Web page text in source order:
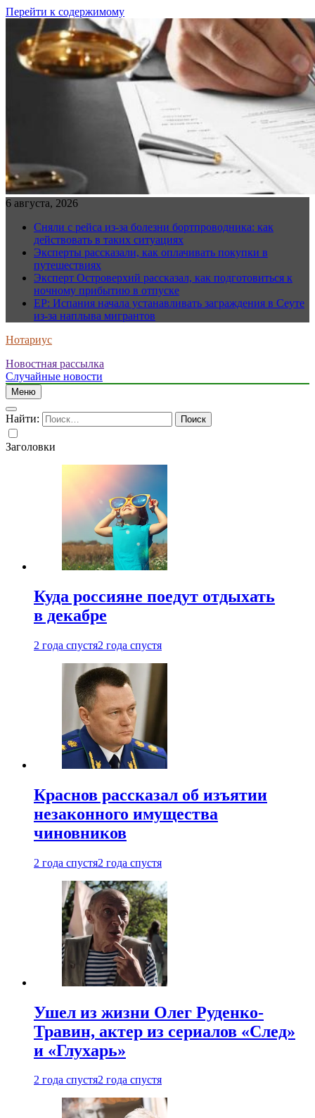
Перейти к содержимому
6 августа, 2026
Сняли с рейса из-за болезни бортпроводника: как
действовать в таких ситуациях
Эксперты рассказали, как оплачивать покупки в
путешествиях
Эксперт Островерхий рассказал, как подготовиться к
ночному прибытию в отпуске
EP: Испания начала устанавливать заграждения в Сеуте
из-за наплыва мигрантов
Нотариус
Новостная рассылка
Случайные новости
Меню
Найти:
Заголовки
Куда россияне поедут отдыхать
в декабре
2 года спустя2 года спустя
Краснов рассказал об изъятии
незаконного имущества
чиновников
2 года спустя2 года спустя
Ушел из жизни Олег Руденко-
Травин, актер из сериалов «След»
и «Глухарь»
2 года спустя2 года спустя